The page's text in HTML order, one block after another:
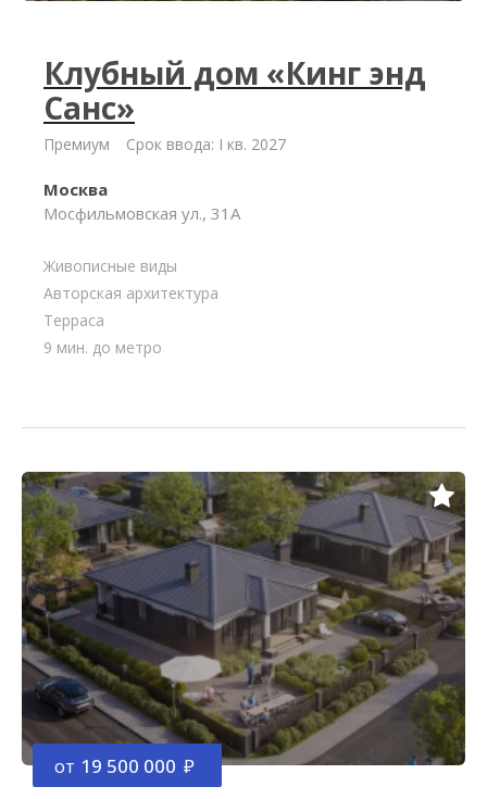
Клубный дом «Кинг энд
Санс»
Премиум Срок ввода: I кв. 2027
Москва
Мосфильмовская ул., 31А
Живописные виды
Авторская архитектура
Терраса
9 мин. до метро
от 19 500 000